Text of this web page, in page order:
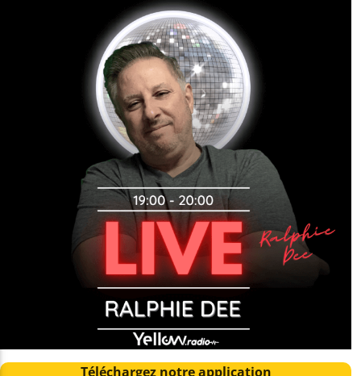
Téléchargez notre application